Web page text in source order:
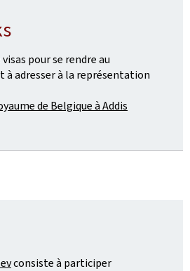
pour se rendre au
à adresser à la représentation
de Belgique à Addis
consiste à participer